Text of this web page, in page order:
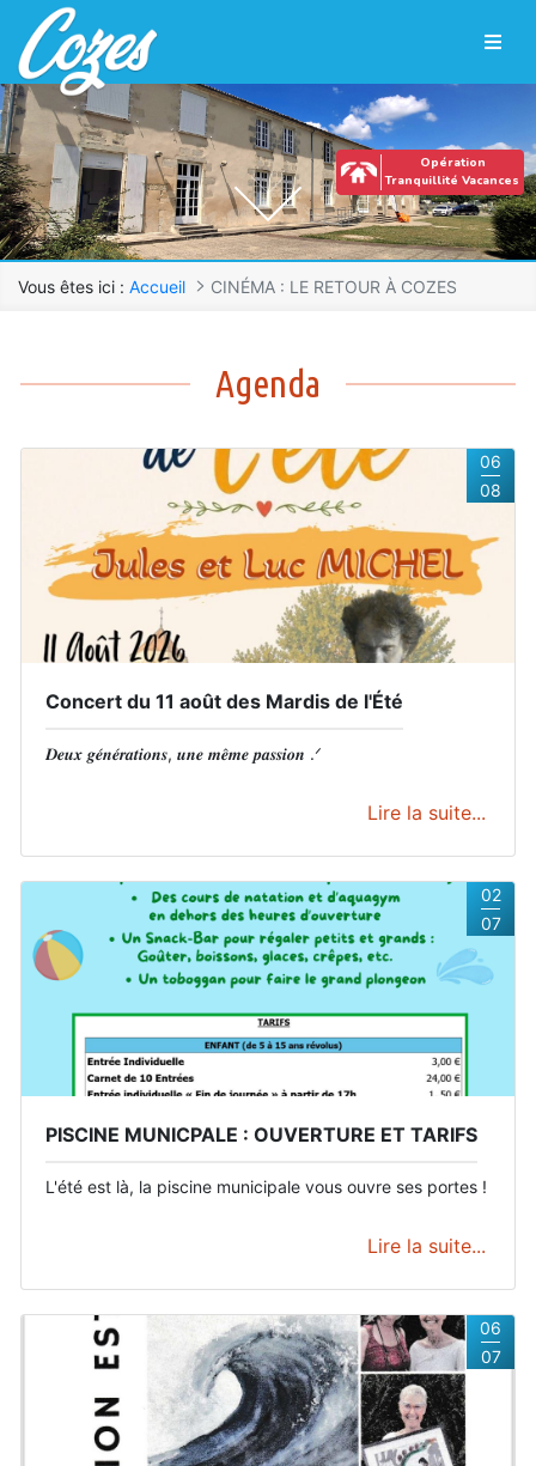
Saut au contenu principal
Opération
Tranquillité Vacances
Vous êtes ici : Accueil CINÉMA : LE RETOUR À COZES
Agenda
06
08
Concert du 11 août des Mardis de l'Été
𝑫𝒆𝒖𝒙 𝒈𝒆́𝒏𝒆́𝒓𝒂𝒕𝒊𝒐𝒏𝒔, 𝒖𝒏𝒆 𝒎𝒆̂𝒎𝒆 𝒑𝒂𝒔𝒔𝒊𝒐𝒏 .ᐟ
Lire la suite...
02
07
PISCINE MUNICPALE : OUVERTURE ET TARIFS
L'été est là, la piscine municipale vous ouvre ses portes !
Lire la suite...
06
07
Panneau de gestion des cookies